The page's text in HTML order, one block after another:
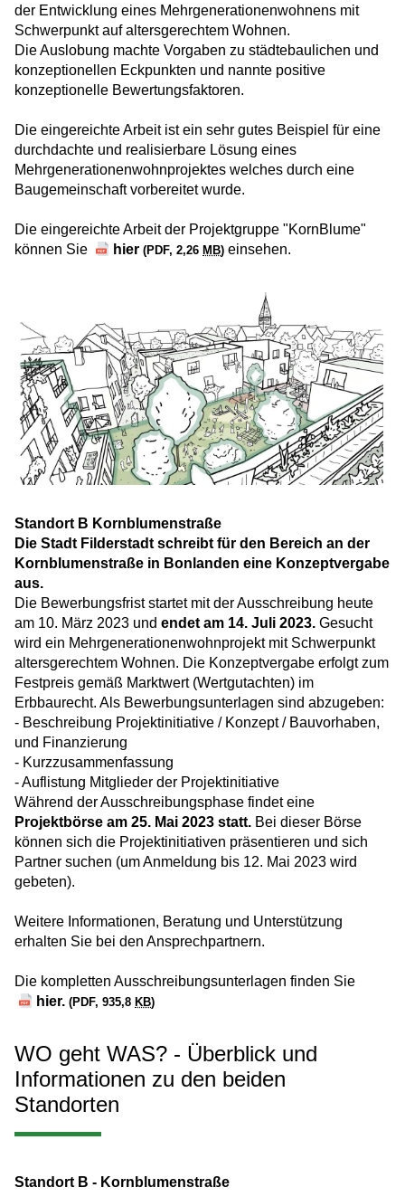
der Entwicklung eines Mehrgenerationenwohnens mit
Schwerpunkt auf altersgerechtem Wohnen.
Die Auslobung machte Vorgaben zu städtebaulichen und
konzeptionellen Eckpunkten und nannte positive
konzeptionelle Bewertungsfaktoren.
Die eingereichte Arbeit ist ein sehr gutes Beispiel für eine
durchdachte und realisierbare Lösung eines
Mehrgenerationenwohnprojektes welches durch eine
Baugemeinschaft vorbereitet wurde.
Die eingereichte Arbeit der Projektgruppe "KornBlume"
können Sie
hier (PDF, 2,26 MB) einsehen.
Standort B Kornblumenstraße
Die Stadt Filderstadt schreibt für den Bereich an der
Kornblumenstraße in Bonlanden eine Konzeptvergabe
aus.
Die Bewerbungsfrist startet mit der Ausschreibung heute
am 10. März 2023 und endet am 14. Juli 2023. Gesucht
wird ein Mehrgenerationenwohnprojekt mit Schwerpunkt
altersgerechtem Wohnen. Die Konzeptvergabe erfolgt zum
Festpreis gemäß Marktwert (Wertgutachten) im
Erbbaurecht. Als Bewerbungsunterlagen sind abzugeben:
- Beschreibung Projektinitiative / Konzept / Bauvorhaben,
und Finanzierung
- Kurzzusammenfassung
- Auflistung Mitglieder der Projektinitiative
Während der Ausschreibungsphase findet eine
Projektbörse am 25. Mai 2023 statt. Bei dieser Börse
können sich die Projektinitiativen präsentieren und sich
Partner suchen (um Anmeldung bis 12. Mai 2023 wird
gebeten).
Weitere Informationen, Beratung und Unterstützung
erhalten Sie bei den Ansprechpartnern.
Die kompletten Ausschreibungsunterlagen finden Sie
hier. (PDF, 935,8 KB)
WO geht WAS? - Überblick und
Informationen zu den beiden
Standorten
Standort B - Kornblumenstraße